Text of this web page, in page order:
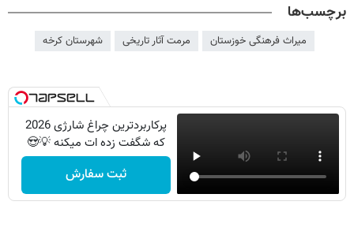
برچسب‌ها
میراث فرهنگی خوزستان مرمت آثار تاریخی شهرستان کرخه
پرکاربردترین چراغ شارژی 2026
که شگفت زده ات میکنه 💡😍
ثبت سفارش